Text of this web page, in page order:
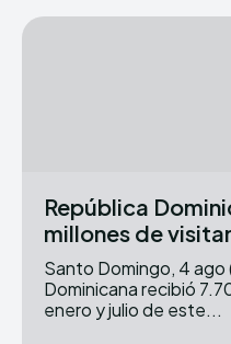
República
millones de
Santo Domingo, 4 ago
Dominicana recibió
enero y julio de este...